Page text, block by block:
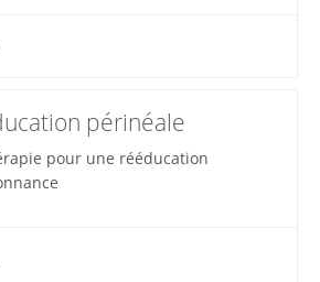
périnéale
pour une rééducation